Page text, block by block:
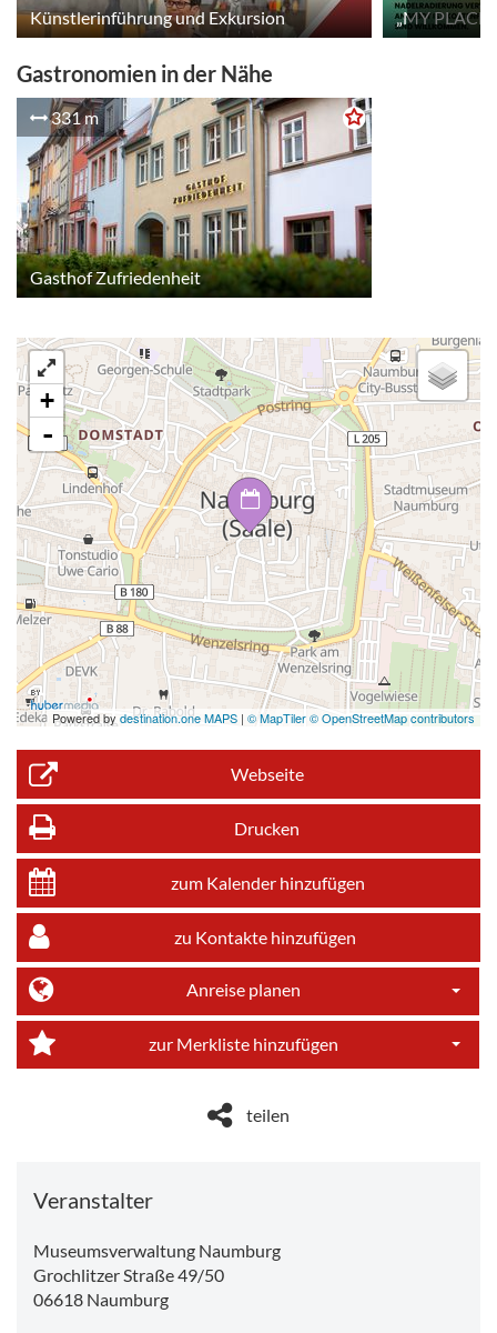
Künstlerinführung und Exkursion
Gastronomien in der Nähe
331 m
Gasthof Zufriedenheit
+
-
Powered bydestination.one MAPS | © MapTiler © OpenStreetMap contributors
Webseite
Drucken
zum Kalender hinzufügen
zu Kontakte hinzufügen
Anreise planen
zur Merkliste hinzufügen
teilen
Veranstalter
Museumsverwaltung Naumburg
Grochlitzer Straße 49/50
06618 Naumburg